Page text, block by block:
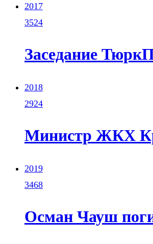
2017
3524
Заседание
2018
2924
Министр ЖКХ
2019
3468
Осман Чауш